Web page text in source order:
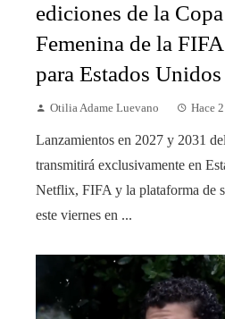
ediciones de la
Femenina de la
para Estados Unidos
Otilia Adame Luevano Hace
Lanzamientos en 2027 y 2031
transmitirá exclusivamente en
Netflix, FIFA y la plataforma de
este viernes en ...